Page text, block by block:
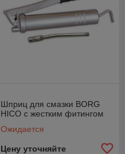
Шприц для смазки BORG
HICO c жестким фитингом
Ожидается
Цену уточняйте